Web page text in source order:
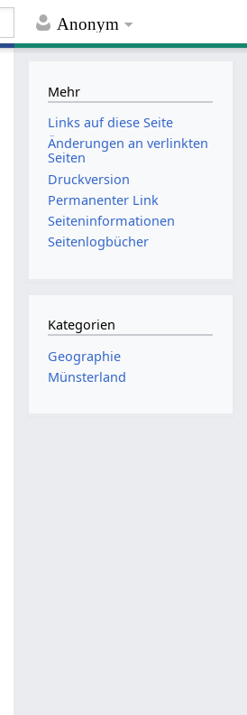
Anonym
Mehr
Links auf diese Seite
Änderungen an verlinkten
Seiten
Druckversion
Permanenter Link
Seiten­informationen
Seitenlogbücher
Kategorien
Geographie
Münsterland